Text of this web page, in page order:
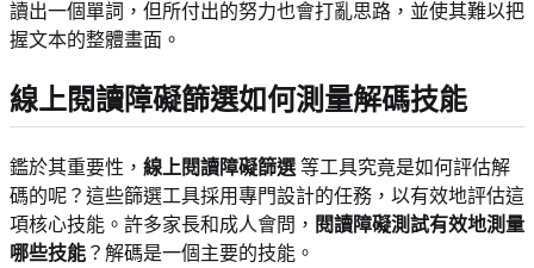
讀出一個單詞，但所付出的努力也會打亂思路，並使其難以把
握文本的整體畫面。
線上閱讀障礙篩選如何測量解碼技能
鑑於其重要性， 線上閱讀障礙篩選 等工具究竟是如何評估解
碼的呢？這些篩選工具採用專門設計的任務，以有效地評估這
項核心技能。許多家長和成人會問， 閱讀障礙測試有效地測量
哪些技能 ？解碼是一個主要的技能。